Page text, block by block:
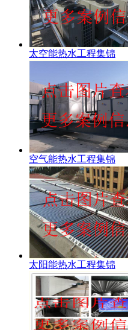
太空能热水工程集锦
空气能热水工程集锦
太阳能热水工程集锦